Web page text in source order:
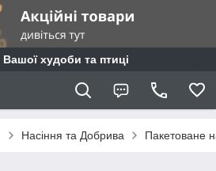
худоби та птиці
Насіння та Добрива Пакетоване